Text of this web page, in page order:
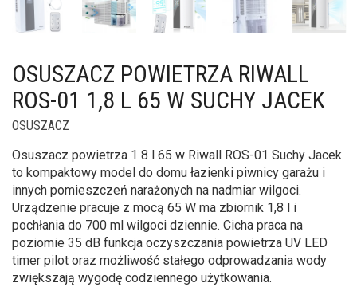
OSUSZACZ POWIETRZA RIWALL
ROS-01 1,8 L 65 W SUCHY JACEK
OSUSZACZ
Osuszacz powietrza 1 8 l 65 w Riwall ROS-01 Suchy Jacek
to kompaktowy model do domu łazienki piwnicy garażu i
innych pomieszczeń narażonych na nadmiar wilgoci.
Urządzenie pracuje z mocą 65 W ma zbiornik 1,8 l i
pochłania do 700 ml wilgoci dziennie. Cicha praca na
poziomie 35 dB funkcja oczyszczania powietrza UV LED
timer pilot oraz możliwość stałego odprowadzania wody
zwiększają wygodę codziennego użytkowania.